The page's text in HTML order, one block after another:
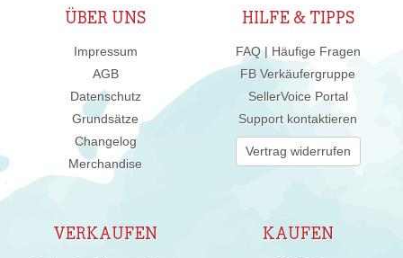
ÜBER UNS
Impressum
AGB
Datenschutz
Grundsätze
Changelog
Merchandise
HILFE & TIPPS
FAQ | Häufige Fragen
FB Verkäufergruppe
SellerVoice Portal
Support kontaktieren
Vertrag widerrufen
VERKAUFEN KAUFEN